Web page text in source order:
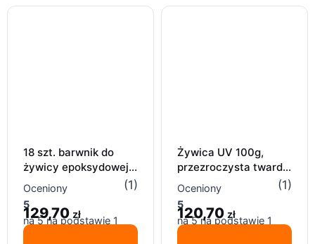
18 szt. barwnik do
żywicy epoksydowej,
barwniki do żywic UV,
18 x 10ml
Oceniony
5
na 5 na podstawie 1
(1)
129,70 zł
Żywica UV 100g,
przezroczysta twarda
do biżuterii, odlewania
majsterkowania
Oceniony
5
na 5 na podstawie 1
(1)
120,70 zł